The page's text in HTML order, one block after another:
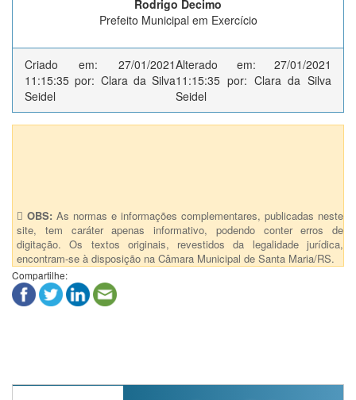
Rodrigo Decimo
Prefeito Municipal em Exercício
Criado em: 27/01/2021
11:15:35 por: Clara da Silva
Seidel
Alterado em: 27/01/2021
11:15:35 por: Clara da Silva
Seidel
OBS: As normas e informações complementares, publicadas neste
site, tem caráter apenas informativo, podendo conter erros de
digitação. Os textos originais, revestidos da legalidade jurídica,
encontram-se à disposição na Câmara Municipal de Santa Maria/RS.
Compartilhe: